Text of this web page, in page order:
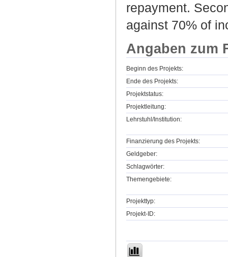
repayment.
against 70% of
Angaben zum
Beginn des Projekts:
Ende des Projekts:
Projektstatus:
Projektleitung:
Lehrstuhl/Institution:
Finanzierung des Projekts:
Geldgeber:
Schlagwörter:
Themengebiete:
Projekttyp:
Projekt-ID: